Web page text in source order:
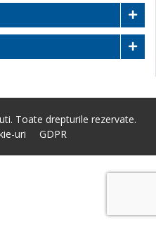
Toate drepturile rezervate.
uri
GDPR